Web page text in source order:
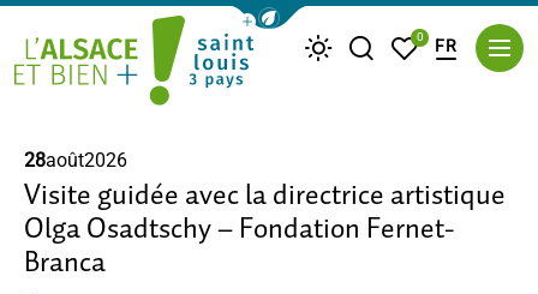
Afficher la barre de navigation du
MétéoJe recherche
Mes favoris
0 FR
28août2026
Visite guidée avec la directrice artistique
Olga Osadtschy – Fondation Fernet-
Branca